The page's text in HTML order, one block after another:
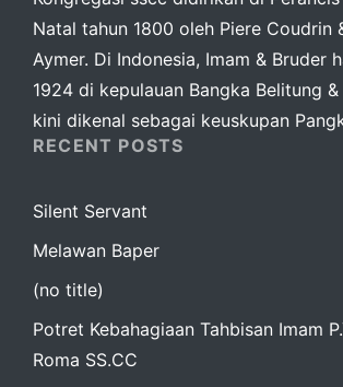
Natal tahun 1800 oleh Piere Coudrin
Aymer. Di Indonesia, Imam & Bruder
1924 di kepulauan Bangka Belitung &
kini dikenal sebagai keuskupan
RECENT POSTS
Silent Servant
Melawan Baper
(no title)
Potret Kebahagiaan Tahbisan Imam
Roma SS.CC